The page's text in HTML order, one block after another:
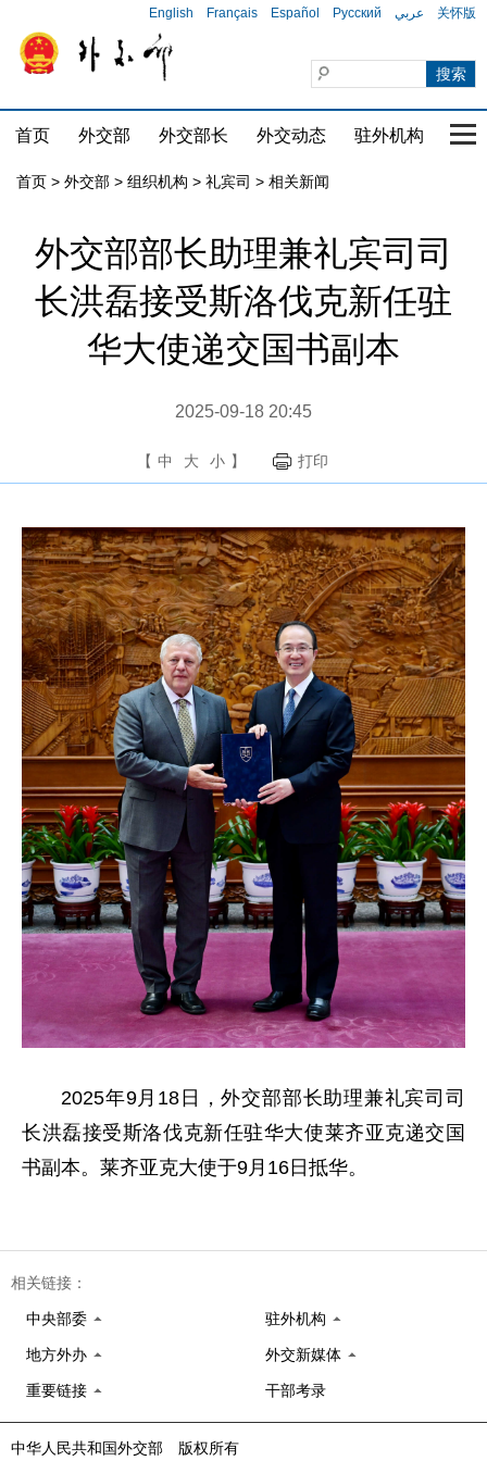
English Français Español Русский عربي 关怀版
首页 外交部 外交部长 外交动态 驻外机构 国
首页 > 外交部 > 组织机构 > 礼宾司 > 相关新闻
外交部部长助理兼礼宾司司
长洪磊接受斯洛伐克新任驻
华大使递交国书副本
2025-09-18 20:45
【 中 大 小 】 打印
2025年9月18日，外交部部长助理兼礼宾司司
长洪磊接受斯洛伐克新任驻华大使莱齐亚克递交国
书副本。莱齐亚克大使于9月16日抵华。
相关链接：
中央部委 驻外机构
地方外办 外交新媒体
重要链接 干部考录
中华人民共和国外交部 版权所有